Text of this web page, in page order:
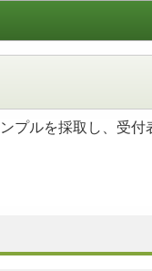
プルを採取し、受付